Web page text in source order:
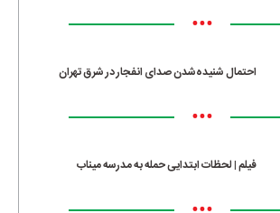
•••
احتمال شنیده‌شدن صدای انفجار در شرق تهران
•••
فیلم | لحظات ابتدایی حمله به مدرسه میناب